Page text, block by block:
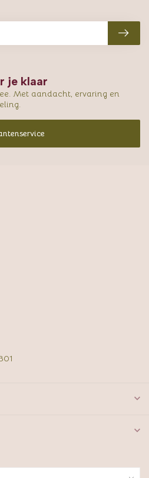
je klaar
Met aandacht, ervaring en